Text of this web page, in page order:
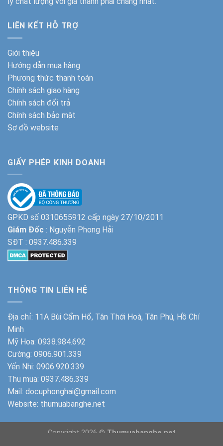
LIÊN KẾT HỖ TRỢ
Giới thiệu
Hướng dẫn mua hàng
Phương thức thanh toán
Chính sách giao hàng
Chính sách đổi trả
Chính sách bảo mật
Sơ đồ website
GIẤY PHÉP KINH DOANH
GPKD số 0310655912 cấp ngày 27/10/2011
Giám Đốc : Nguyễn Phong Hải
SĐT : 0937.486.339
THÔNG TIN LIÊN HỆ
Địa chỉ: 11A Bùi Cẩm Hổ, Tân Thới Hoà, Tân Phú, Hồ Chí
Minh
Mỹ Hoa: 0938.984.692
Cường: 0906.901.339
Yến Nhi: 0906.920.339
Thu mua: 0937.486.339
Mail: docuphonghai@gmail.com
Website: thumuabanghe.net
Copyright 2026 © Thumuabanghe.net